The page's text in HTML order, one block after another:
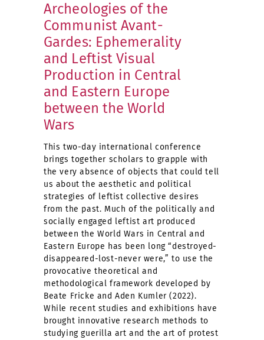
Archeologies of the
Communist Avant-
Gardes: Ephemerality
and Leftist Visual
Production in Central
and Eastern Europe
between the World
Wars
This two-day international conference
brings together scholars to grapple with
the very absence of objects that could tell
us about the aesthetic and political
strategies of leftist collective desires
from the past. Much of the politically and
socially engaged leftist art produced
between the World Wars in Central and
Eastern Europe has been long “destroyed-
disappeared-lost-never were,” to use the
provocative theoretical and
methodological framework developed by
Beate Fricke and Aden Kumler (2022).
While recent studies and exhibitions have
brought innovative research methods to
studying guerilla art and the art of protest